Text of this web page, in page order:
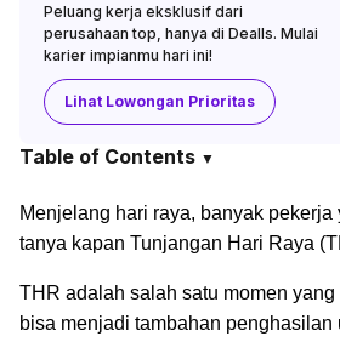
Peluang kerja eksklusif dari
perusahaan top, hanya di Dealls. Mulai
karier impianmu hari ini!
Lihat Lowongan Prioritas
Table of Contents ▼
Menjelang hari raya, banyak
tanya kapan Tunjangan Hari Raya
THR adalah salah satu momen
bisa menjadi tambahan penghasilan